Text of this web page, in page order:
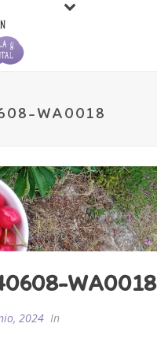
WA0018
WA0018
2024 In